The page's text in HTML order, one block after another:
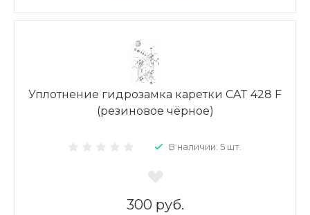
Уплотнение гидрозамка каретки CAT 428 F
(резиновое чёрное)
В наличии: 5 шт.
300 руб.